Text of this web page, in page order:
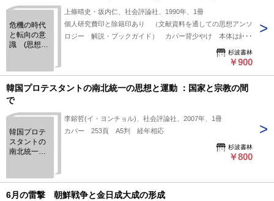
危機の時代
と転向の意
識 (思想の
上條晴史・坂内仁、社会評論社、1990年、1冊
個人研究費印と除籍印あり （文献資料を通しての思想アンソ
ロジー 解説・ブックガイド） カバー背少やけ 本体は経年
杉波書林
￥900
韓国プロテスタントの南北統一の思想と運動 ：国家と宗教の間
で
韓国プロテ
スタントの
南北統一の
教の間で
李鎔哲(イ・ヨンチョル)、社会評論社、2007年、1冊
カバー 253頁 A5判 経年相応
杉波書林
￥800
6月の雷撃 朝鮮戦争と金日成大成の形成